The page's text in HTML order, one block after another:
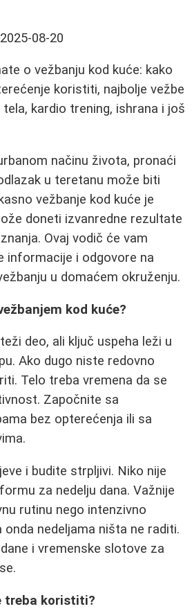
2025-08-20
o vežbanju kod kuće: kako
koristiti, najbolje vežbe
kardio trening, ishrana i još
načinu života, pronaći
u teretanu može biti
vežbanje kod kuće je
doneti izvanredne rezultate
Ovaj vodič će vam
informacije i odgovore na
u domaćem okruženju.
kod kuće?
deo, ali ključ uspeha leži u
Ako dugo niste redovno
Telo treba vremena da se
Započnite sa
bez opterećenja ili sa
i budite strpljivi. Niko nije
za nedelju dana. Važnije
rutinu nego intenzivno
onda nedeljama ništa ne raditi.
i vremenske slotove za
treba koristiti?